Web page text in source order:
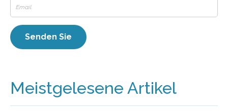
Meistgelesene Artikel